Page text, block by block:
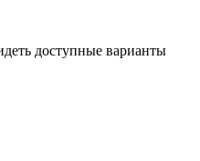
доступные варианты